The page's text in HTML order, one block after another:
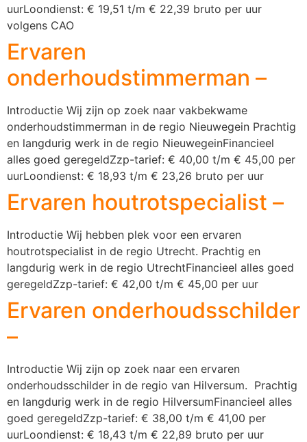
uurLoondienst: € 19,51 t/m € 22,39 bruto per uur
volgens CAO
Ervaren
onderhoudstimmerman –
Introductie Wij zijn op zoek naar vakbekwame
onderhoudstimmerman in de regio Nieuwegein Prachtig
en langdurig werk in de regio NieuwegeinFinancieel
alles goed geregeldZzp-tarief: € 40,00 t/m € 45,00 per
uurLoondienst: € 18,93 t/m € 23,26 bruto per uur
Ervaren houtrotspecialist –
Introductie Wij hebben plek voor een ervaren
houtrotspecialist in de regio Utrecht. Prachtig en
langdurig werk in de regio UtrechtFinancieel alles goed
geregeldZzp-tarief: € 42,00 t/m € 45,00 per uur
Ervaren onderhoudsschilder
–
Introductie Wij zijn op zoek naar een ervaren
onderhoudsschilder in de regio van Hilversum. Prachtig
en langdurig werk in de regio HilversumFinancieel alles
goed geregeldZzp-tarief: € 38,00 t/m € 41,00 per
uurLoondienst: € 18,43 t/m € 22,89 bruto per uur